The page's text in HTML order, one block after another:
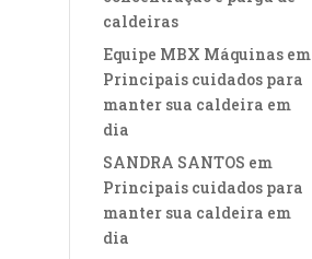
caldeiras
Equipe MBX Máquinas em
Principais cuidados para
manter sua caldeira em
dia
SANDRA SANTOS em
Principais cuidados para
manter sua caldeira em
dia